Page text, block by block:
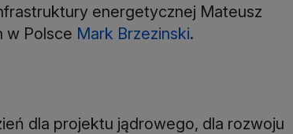
energetycznej Mateusz
w Polsce Mark Brzezinski.
dla projektu jądrowego, dla rozwoju